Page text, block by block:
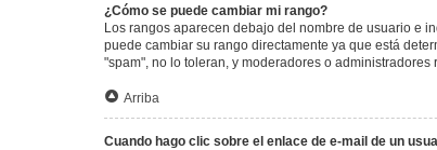
¿Cómo se puede cambiar mi rango?
Los rangos aparecen debajo del nombre de usuario e
puede cambiar su rango directamente ya que está
"spam", no lo toleran, y moderadores o
Arriba
Cuando hago clic sobre el enlace de e-mail de un